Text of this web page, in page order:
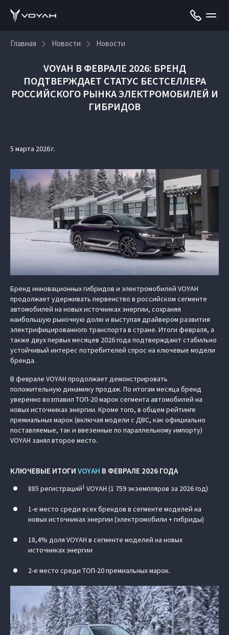
Главная Новости Новости
VOYAH В ФЕВРАЛЕ 2026: БРЕНД
ПОДТВЕРЖДАЕТ СТАТУС БЕСТСЕЛЛЕРА
РОССИЙСКОГО РЫНКА ЭЛЕКТРОМОБИЛЕЙ И
ГИБРИДОВ
5 марта 2026 г.
Бренд инновационных гибридов и электромобилей VOYAH
продолжает удерживать первенство в российском сегменте
автомобилей на новых источниках энергии, сохраняя
наибольшую рыночную долю и выступая драйвером развития
электрифицированного транспорта в стране. Итоги февраля, а
также двух первых месяцев 2026 года подтверждают стабильно
устойчивый интерес потребителей спрос на ключевые модели
бренда.
В феврале VOYAH продолжает демонстрировать
положительную динамику продаж. По итогам месяца бренд
уверенно возглавил ТОП-20 марок сегмента автомобилей на
новых источниках энергии. Кроме того, в общем рейтинге
премиальных марок (включая модели с ДВС, как официально
поставляемые, так и ввезенные по параллельному импорту)
VOYAH занял второе место.
КЛЮЧЕВЫЕ ИТОГИ VOYAH В ФЕВРАЛЕ 2026 ГОДА
885 регистраций1 VOYAH (1 759 экземпляров за 2026 год)
1-е место среди всех брендов в сегменте моделей на
новых источниках энергии (электромобили + гибриды)
18,4% доля VOYAH в сегменте моделей на новых
источниках энергии
2-е место среди ТОП-20 премиальных марок.